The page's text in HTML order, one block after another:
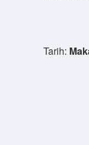
Tarih: